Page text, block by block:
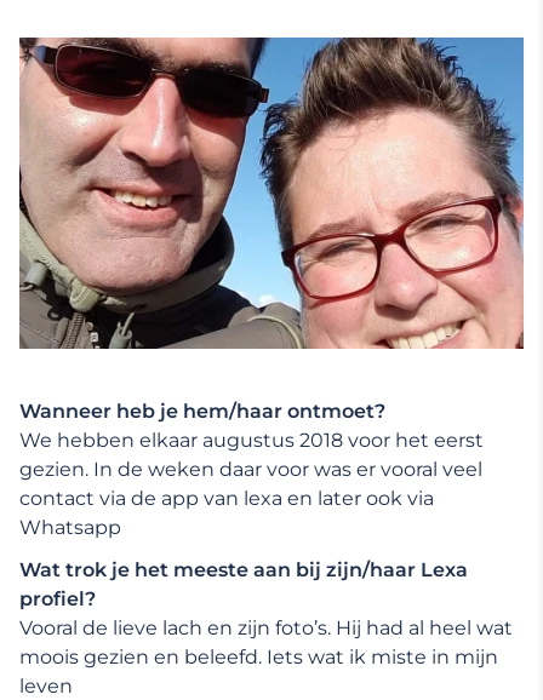
Wanneer heb je hem/haar ontmoet?
We hebben elkaar augustus 2018 voor het eerst
gezien. In de weken daar voor was er vooral veel
contact via de app van lexa en later ook via
Whatsapp
Wat trok je het meeste aan bij zijn/haar Lexa
profiel?
Vooral de lieve lach en zijn foto’s. Hij had al heel wat
moois gezien en beleefd. Iets wat ik miste in mijn
leven